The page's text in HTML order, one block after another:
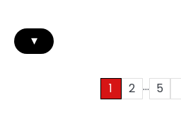
▾
1 2 … 5